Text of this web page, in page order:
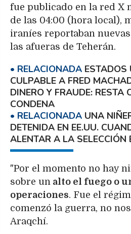
fue publicado en la red X
de las 04:00 (hora local),
iraníes reportaban
las afueras de Teherán.
ESTADOS
CULPABLE A FRED
DINERO Y FRAUDE: RESTA
CONDENA
UNA
DETENIDA EN EE.UU.
ALENTAR A LA SELECCIÓN
"Por el momento no hay
sobre un alto el fuego o
operaciones. Fue el
comenzó la guerra, no
Araqchí.